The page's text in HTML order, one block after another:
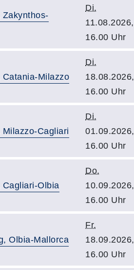
Di.
11.08.2026,
16.00 Uhr
Milazzo
Di.
18.08.2026,
16.00 Uhr
Cagliari
Di.
01.09.2026,
16.00 Uhr
Olbia
Do.
10.09.2026,
16.00 Uhr
Olbia-Mallorca
Fr.
18.09.2026,
16.00 Uhr